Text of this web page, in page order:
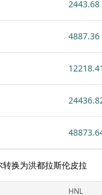
2443.68
4887.36
12218.41
换为洪都拉斯伦皮拉
HNL